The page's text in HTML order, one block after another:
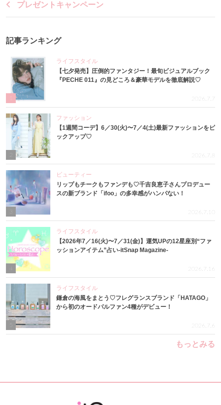
プレゼントキャンペーン
記事ランキング
ライフスタイル
【七夕発売】圧倒的ファンタジー！最旬ビジュアルブック
『PECHE 011』の見どころ＆豪華モデルを徹底解説♡
2026.7.7
ファッション
【1週間コーデ】6／30(火)〜7／4(土)最新ファッションをピ
ックアップ♡
2026.7.8
3
ビューティー
リップもチークもファンデも♡千吉良恵子さんプロデュー
スの新ブランド「ifoo」の多幸感がハンパない！
2026.7.10
4
ライフスタイル
【2026年7／16(火)〜7／31(金)】運気UPの12星座別“ファ
ッションアイテム”占い-itSnap Magazine-
2026.7.16
ライフスタイル
鎌倉の海風をまとう♡フレグランスブランド「HATAGO」
から初のオードパルファン4種がデビュー！
2026.7.6
もっとみる